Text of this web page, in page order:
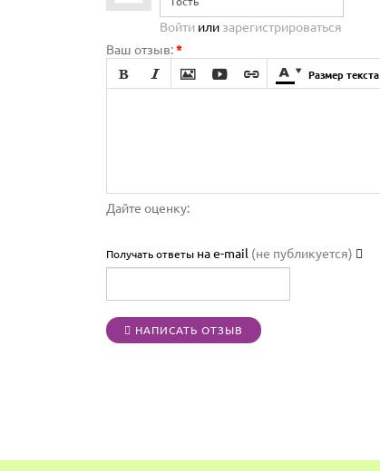
Войти или зарегистрироваться
Ваш отзыв:*

      Размер текста
Дайте оценку:
Получать ответы на e-mail (не публикуется)
НАПИСАТЬ ОТЗЫВ